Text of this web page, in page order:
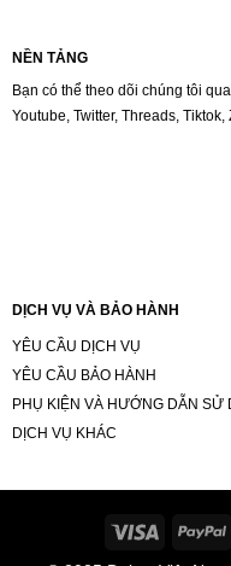
NỀN TẢNG
Bạn có thể theo dõi chúng tôi
Youtube, Twitter, Threads, Tiktok,
DỊCH VỤ VÀ BẢO HÀNH
YÊU CẦU DỊCH VỤ
YÊU CẦU BẢO HÀNH
PHỤ KIỆN VÀ HƯỚNG DẪN SỬ
DỊCH VỤ KHÁC
Visa